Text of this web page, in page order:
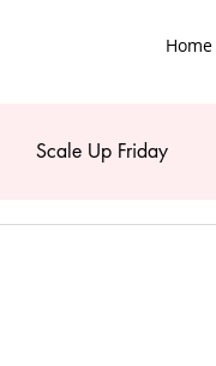
Home
Scale Up Friday